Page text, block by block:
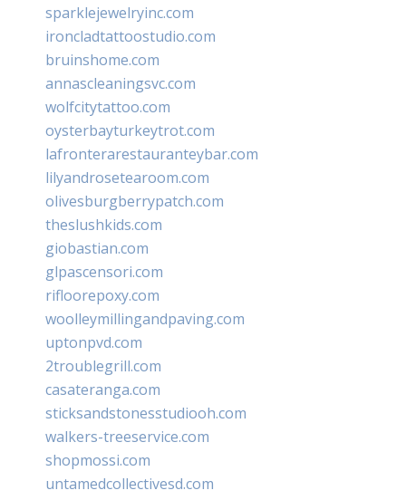
sparklejewelryinc.com
ironcladtattoostudio.com
bruinshome.com
annascleaningsvc.com
wolfcitytattoo.com
oysterbayturkeytrot.com
lafronterarestauranteybar.com
lilyandrosetearoom.com
olivesburgberrypatch.com
theslushkids.com
giobastian.com
glpascensori.com
rifloorepoxy.com
woolleymillingandpaving.com
uptonpvd.com
2troublegrill.com
casateranga.com
sticksandstonesstudiooh.com
walkers-treeservice.com
shopmossi.com
untamedcollectivesd.com